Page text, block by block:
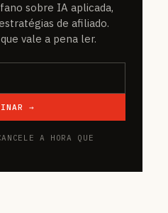
sobre IA aplicada,
de afiliado.
vale a pena ler.
→
A HORA QUE